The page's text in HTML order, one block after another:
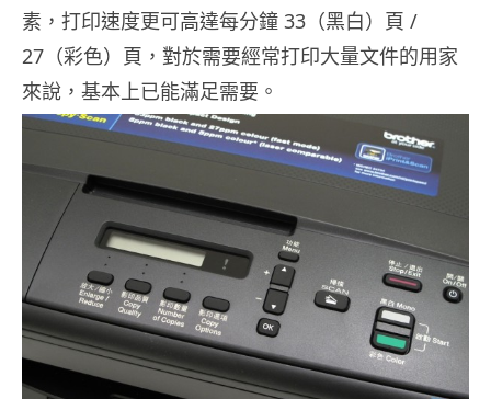
素，打印速度更可高達每分鐘 33（黑白）頁 /
27（彩色）頁，對於需要經常打印大量文件的用家
來說，基本上已能滿足需要。